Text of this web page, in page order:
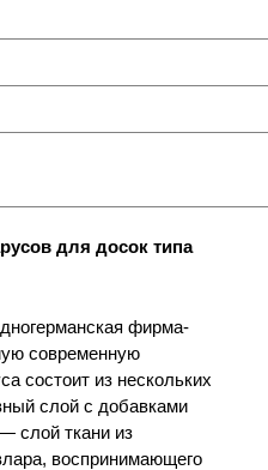
для досок типа
фирма-
современную
состоит из нескольких
слой с добавками
слой ткани из
воспринимающего